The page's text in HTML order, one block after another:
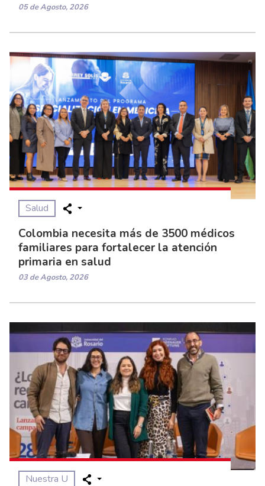
05 de Agosto, 2026
Salud
Colombia necesita más de 3500 médicos
familiares para fortalecer la atención
primaria en salud
03 de Agosto, 2026
Nuestra U